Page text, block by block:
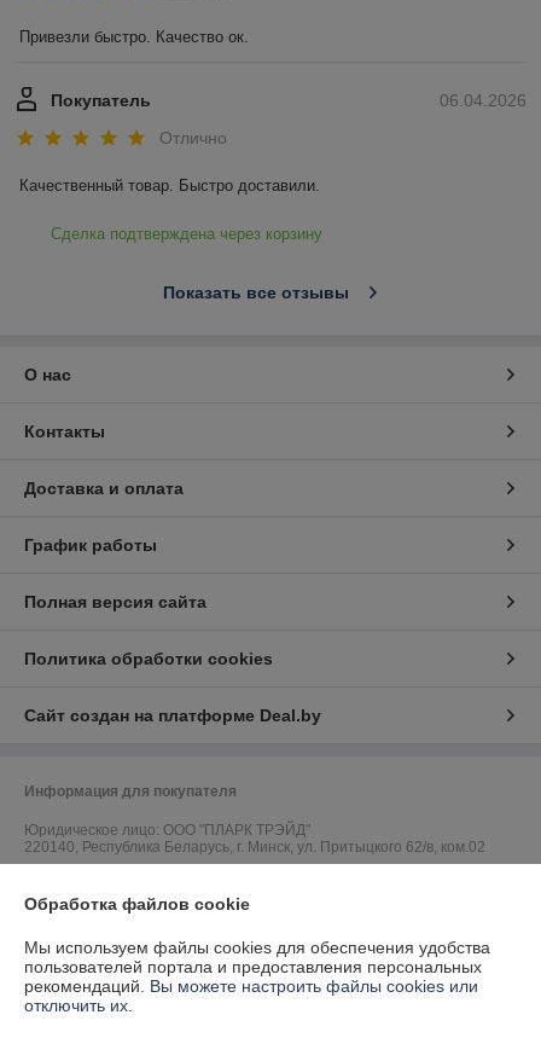
Привезли быстро. Качество ок.
06.04.2026
Покупатель
Отлично
Качественный товар. Быстро доставили.
Сделка подтверждена через корзину
Показать все отзывы
О нас
Контакты
Доставка и оплата
График работы
Полная версия сайта
Политика обработки cookies
Сайт создан на платформе Deal.by
Информация для покупателя
Юридическое лицо: ООО "ПЛАРК ТРЭЙД"
220140, Республика Беларусь, г. Минск, ул. Притыцкого 62/в, ком.02
Регистрационный орган: Администрация Фрунзенского района г.
Минска
Обработка файлов cookie
Мы используем файлы cookies для обеспечения удобства
пользователей портала и предоставления персональных
рекомендаций. Вы можете настроить файлы cookies или
отключить их.